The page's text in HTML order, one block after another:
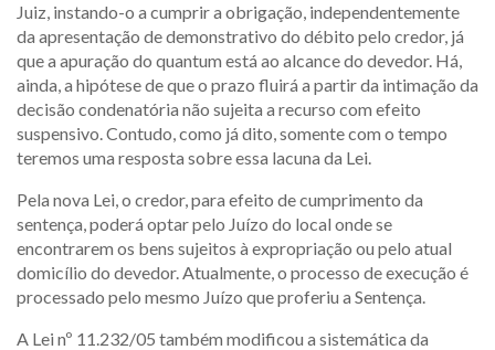
Juiz, instando-o a cumprir a obrigação, independentemente
da apresentação de demonstrativo do débito pelo credor, já
que a apuração do quantum está ao alcance do devedor. Há,
ainda, a hipótese de que o prazo fluirá a partir da intimação da
decisão condenatória não sujeita a recurso com efeito
suspensivo. Contudo, como já dito, somente com o tempo
teremos uma resposta sobre essa lacuna da Lei.
Pela nova Lei, o credor, para efeito de cumprimento da
sentença, poderá optar pelo Juízo do local onde se
encontrarem os bens sujeitos à expropriação ou pelo atual
domicílio do devedor. Atualmente, o processo de execução é
processado pelo mesmo Juízo que proferiu a Sentença.
A Lei nº 11.232/05 também modificou a sistemática da